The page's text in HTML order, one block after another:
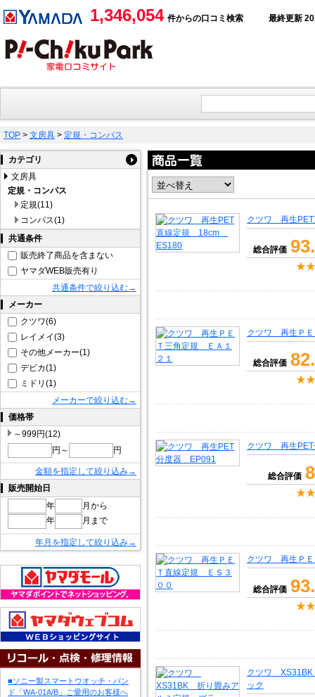
1,346,054 件からの口コミ検索 最終更新
TOP > 文房具 > 定規・コンパス
カテゴリ
文房具
定規・コンパス
定規(11)
コンパス(1)
共通条件
販売終了商品を含まない
ヤマダWEB販売有り
共通条件で絞り込む→
メーカー
クツワ(6)
レイメイ(3)
その他メーカー(1)
デビカ(1)
ミドリ(1)
メーカーで絞り込む→
価格帯
～999円(12)
円～
円
金額を指定して絞り込み→
販売開始日
年
月から
年
月まで
年月を指定して絞り込み→
■ソニー製スマートウオッチ・バン
ド「WA-01A/B」ご愛用のお客様へ
クツワ 再生
総合評価
クツワ 再生Ｐ
総合評価
クツワ 再生
総合評価
クツワ 再生Ｐ
総合評価
クツワ
ック